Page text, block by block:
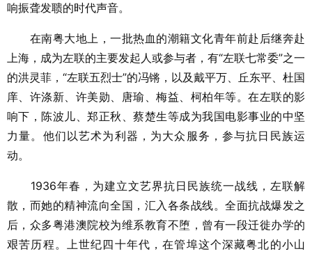
响振聋发聩的时代声音。
在南粤大地上，一批热血的潮籍文化青年前赴后继奔赴
上海，成为左联的主要发起人或参与者，有“左联七常委”之一
的洪灵菲，“左联五烈士”的冯锵，以及戴平万、丘东平、杜国
庠、许涤新、许美勋、唐瑜、梅益、柯柏年等。在左联的影
响下，陈波儿、郑正秋、蔡楚生等成为我国电影事业的中坚
力量。他们以艺术为利器，为大众服务，参与抗日民族运
动。
1936年春，为建立文艺界抗日民族统一战线，左联解
散，而她的精神流向全国，汇入各条战线。全面抗战爆发之
后，众多粤港澳院校为维系教育不堕，曾有一段迁徙办学的
艰苦历程。上世纪四十年代，在管埠这个深藏粤北的小山